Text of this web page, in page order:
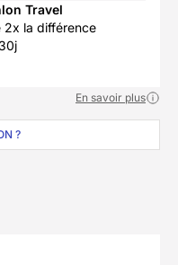
Travel
2x la différence
En savoir plus
?